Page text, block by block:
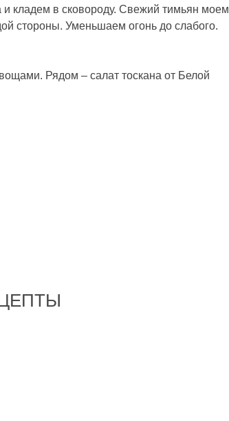
и кладем в сковороду. Свежий тимьян моем
стороны. Уменьшаем огонь до слабого.
Рядом – салат тоскана от Белой